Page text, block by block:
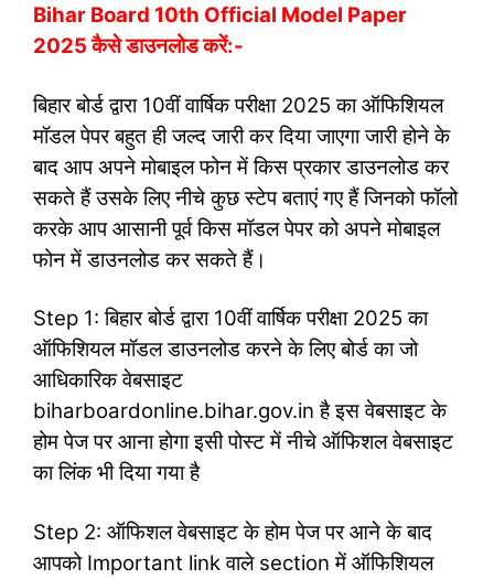
Bihar Board 10th Official Model Paper
2025 कैसे डाउनलोड करें:-
बिहार बोर्ड द्वारा 10वीं वार्षिक परीक्षा 2025 का ऑफिशियल
मॉडल पेपर बहुत ही जल्द जारी कर दिया जाएगा जारी होने के
बाद आप अपने मोबाइल फोन में किस प्रकार डाउनलोड कर
सकते हैं उसके लिए नीचे कुछ स्टेप बताएं गए हैं जिनको फॉलो
करके आप आसानी पूर्व किस मॉडल पेपर को अपने मोबाइल
फोन में डाउनलोड कर सकते हैं।
Step 1: बिहार बोर्ड द्वारा 10वीं वार्षिक परीक्षा 2025 का
ऑफिशियल मॉडल डाउनलोड करने के लिए बोर्ड का जो
आधिकारिक वेबसाइट
biharboardonline.bihar.gov.in है इस वेबसाइट के
होम पेज पर आना होगा इसी पोस्ट में नीचे ऑफिशल वेबसाइट
का लिंक भी दिया गया है
Step 2: ऑफिशल वेबसाइट के होम पेज पर आने के बाद
आपको Important link वाले section में ऑफिशियल